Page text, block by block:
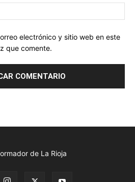
electrónico y sitio web en este
que comente.